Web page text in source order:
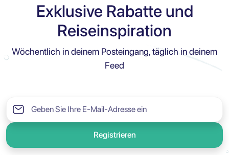
Exklusive Rabatte und
Reiseinspiration
Wöchentlich in deinem Posteingang, täglich in deinem
Feed
Registrieren